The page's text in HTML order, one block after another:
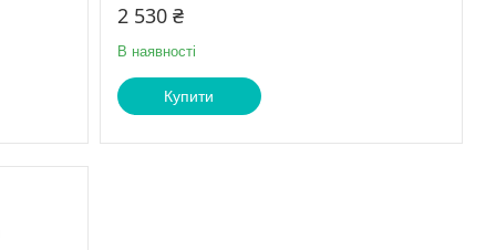
2 530 ₴
В наявності
Купити